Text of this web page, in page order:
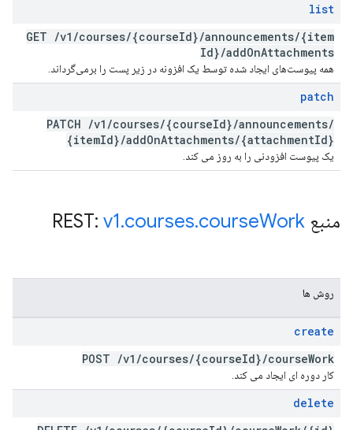
list
GET /v1 /courses/{courseId}/announcements/{item
Id}/addOnAttachments
همه پیوست‌های ایجاد شده توسط یک افزونه در زیر پست را برمی‌گرداند.
patch
PATCH /v1 /courses/{courseId}/announcements/
{itemId}/addOnAttachments/{attachmentId}
یک پیوست افزودنی را به روز می کند.
منبع REST: v1.courses.courseWork
روش ها
create
POST /v1 /courses/{courseId}/courseWork
کار دوره ای ایجاد می کند.
delete